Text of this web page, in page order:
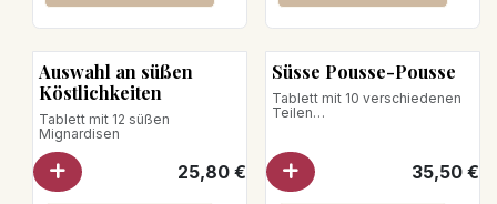
Auswahl an süßen
Köstlichkeiten
Tablett mit 12 süßen
Mignardisen
25,80€
Süsse Pousse-Pousse
Tablett mit 10 verschiedenen
Teilen
- Tiramisu
- Himbeere-Erdbeere
- Alles Schokolade
35,50€